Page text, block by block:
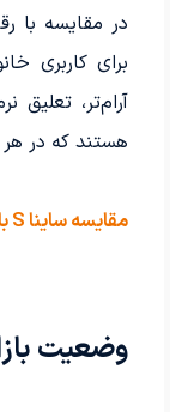
در مقایسه با
برای کاربری
آرام‌تر، تعلیق
هستند که در
مقایسه ساینا S با گزینه‌های مشابه در نمایشگاه آنلاین
وضعیت